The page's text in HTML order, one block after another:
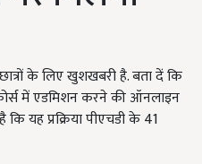
के लिए खुशखबरी है. बता दें कि
में एडमिशन करने की ऑनलाइन
कि यह प्रक्रिया पीएचडी के 41